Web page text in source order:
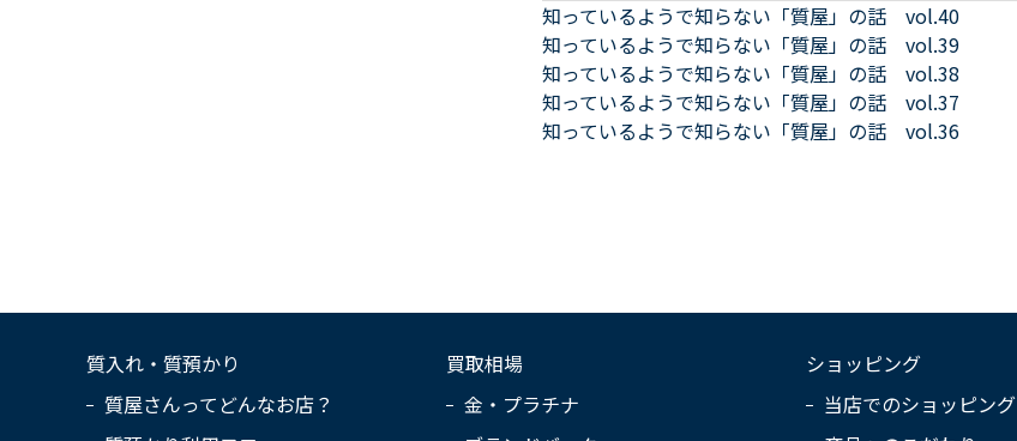
知っているようで知らない「質屋」の話 vol.40
知っているようで知らない「質屋」の話 vol.39
知っているようで知らない「質屋」の話 vol.38
知っているようで知らない「質屋」の話 vol.37
知っているようで知らない「質屋」の話 vol.36
質入れ・質預かり
質屋さんってどんなお店？
買取相場
金・プラチナ
ショッピング
当店でのショッピング